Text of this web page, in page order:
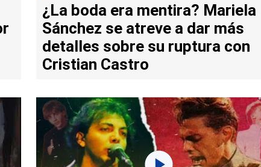
¿La boda era mentira? Mariela
Sánchez se atreve a dar más
detalles sobre su ruptura con
Cristian Castro